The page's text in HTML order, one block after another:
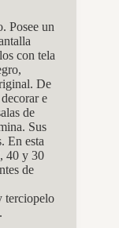
Posee un
con tela
De
e
de
Sus
En esta
40 y 30
de
terciopelo